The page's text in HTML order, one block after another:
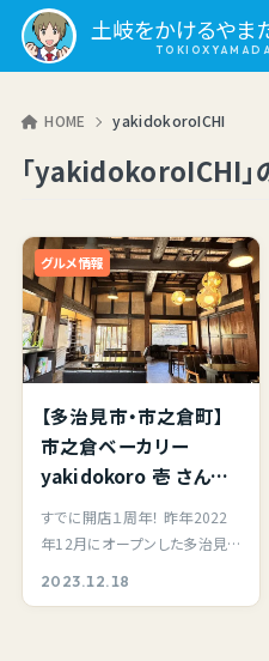
土岐をかけるやま
HOME yakidokoroICHI
「yakidokoroICHI」
【多治見市・市之倉町】
市之倉ベーカリー
yakidokoro 壱 さんへ
初来店。ハード系のパン
を中心とした古民家ベ
て二階の素敵な空間が
すでに開店１周年！ 昨年2022
年12月にオープンした多治見
2023.12.18
グルメ情報